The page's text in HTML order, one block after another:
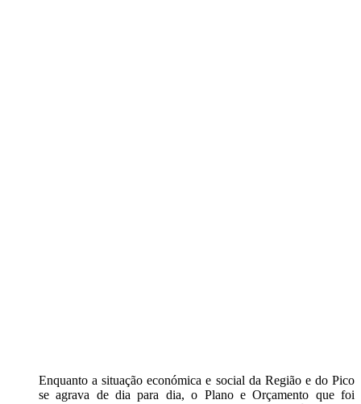
Enquanto a situação económica e social da Região e do Pico
se agrava de dia para dia, o Plano e Orçamento que foi